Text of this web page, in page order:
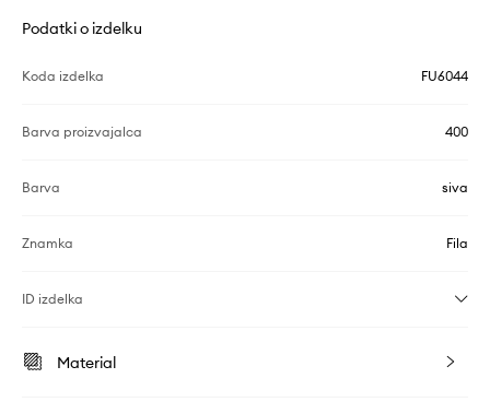
Podatki o izdelku
Koda izdelka FU6044
Barva proizvajalca 400
Barva siva
Znamka Fila
ID izdelka
Material